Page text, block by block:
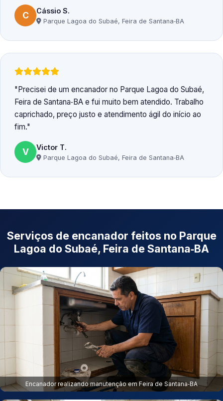
C Cássio S.
Parque Lagoa do Subaé, Feira de Santana‑BA
Precisei de um encanador no Parque Lagoa do Subaé,
Feira de Santana‑BA e fui muito bem atendido. Trabalho
caprichado, preço justo e atendimento ágil do início ao
fim.
V Victor T.
Parque Lagoa do Subaé, Feira de Santana‑BA
Serviços de encanador feitos no Parque
Lagoa do Subaé, Feira de Santana‑BA
Encanador realizando manutenção em Feira de Santana‑BA